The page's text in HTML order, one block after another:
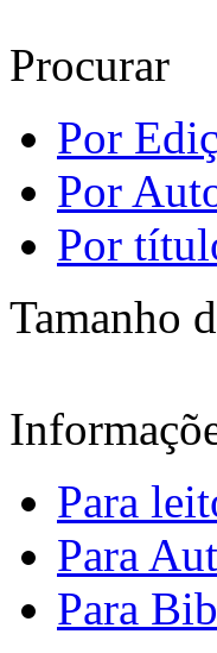
Procurar
Por
Por
Por
Tamanho
Para
Para
Para